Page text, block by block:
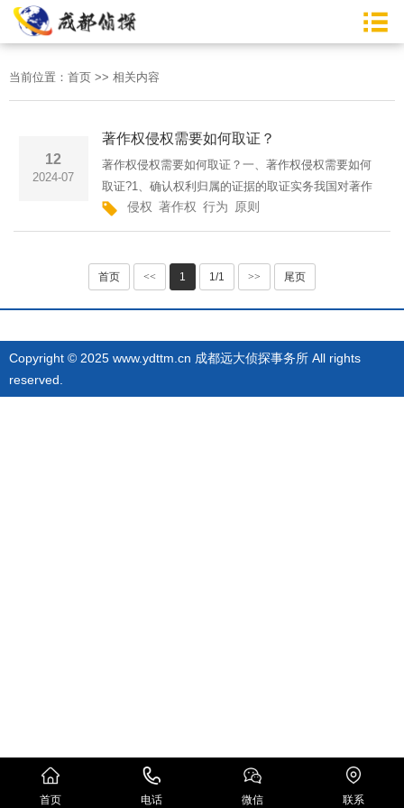
当前位置： 首页 >> 相关内容
12
2024-07
著作权侵权需要如何取证？
著作权侵权需要如何取证？一、著作权侵权需要如何
取证?1、确认权利归属的证据的取证实务我国对著作
权采用的是“自动保护”的原则，即只要作品创作完成
了，其著作权即已产生，不因是否登记而有所差异。
侵权 著作权 行为 原则
首页 << 1 1/1 >> 尾页
Copyright © 2025 www.ydttm.cn 成都远大侦探事务所 All rights
reserved.
首页 电话 微信 联系